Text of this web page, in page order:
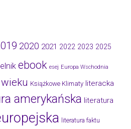
2020 2021 2022 2023 2025
ebook esej Europa Wschodnia
Książkowe Klimaty literacka
amerykańska literatura
literatura faktu